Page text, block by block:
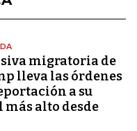
migratoria de
lleva las órdenes
a su
más alto desde